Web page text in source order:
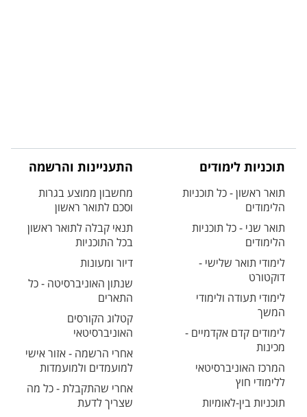
תוכניות לימודים
תואר ראשון - כל תוכניות
הלימודים
תואר שני - כל תוכניות
הלימודים
לימודי תואר שלישי -
דוקטורט
לימודי תעודה ולימודי
המשך
לימודים קדם אקדמיים -
מכינות
המרכז האוניברסיטאי
ללימודי חוץ
תוכניות בין-לאומיות
התעניינות והרשמה
מחשבון ממוצע בגרות
וסכם לתואר ראשון
תנאי קבלה לתואר ראשון
בכל התוכניות
דיור ומעונות
שנתון האוניברסיטה - כל
התארים
קטלוג הקורסים
האוניברסיטאי
אחרי הרשמה - אזור אישי
למועמדים ולמועמדות
אחרי שהתקבלת - כל מה
שצריך לדעת